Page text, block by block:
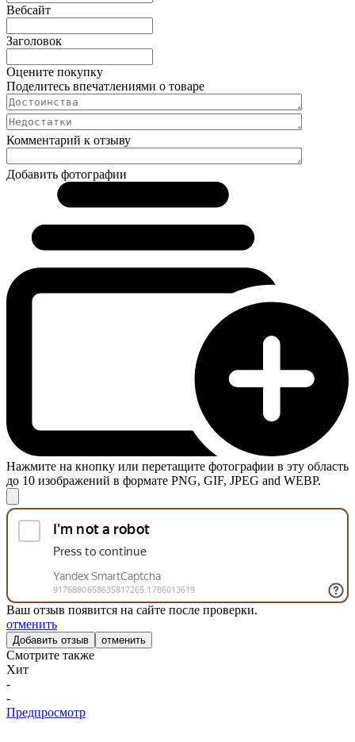
Вебсайт
Заголовок
Оцените покупку
Поделитесь впечатлениями о товаре
Комментарий к отзыву
Добавить фотографии
Нажмите на кнопку или перетащите фотографии в эту область
до 10 изображений в формате PNG, GIF, JPEG and WEBP.
Ваш отзыв появится на сайте после проверки.
отменить
отменить
Смотрите также
Хит
-
-
Предпросмотр